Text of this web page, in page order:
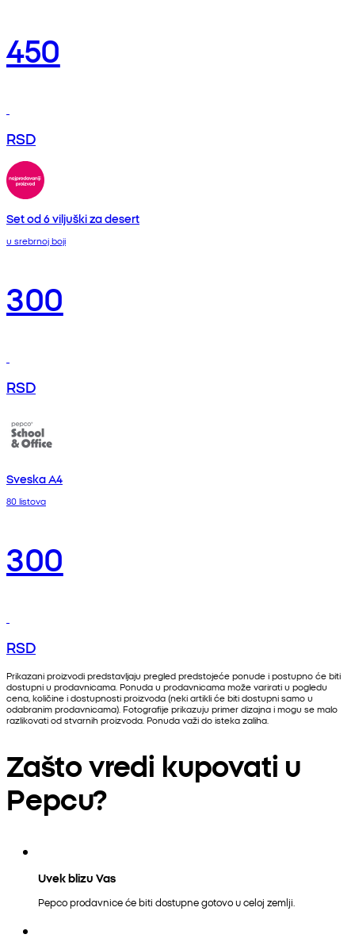
450
RSD
Set od 6 viljuški za desert
u srebrnoj boji
300
RSD
Sveska A4
80 listova
300
RSD
Prikazani proizvodi predstavljaju pregled predstojeće ponude i postupno će biti
dostupni u prodavnicama. Ponuda u prodavnicama može varirati u pogledu
cena, količine i dostupnosti proizvoda (neki artikli će biti dostupni samo u
odabranim prodavnicama). Fotografije prikazuju primer dizajna i mogu se malo
razlikovati od stvarnih proizvoda. Ponuda važi do isteka zaliha.
Zašto vredi kupovati u
Pepcu?
Uvek blizu Vas
Pepco prodavnice će biti dostupne gotovo u celoj zemlji.